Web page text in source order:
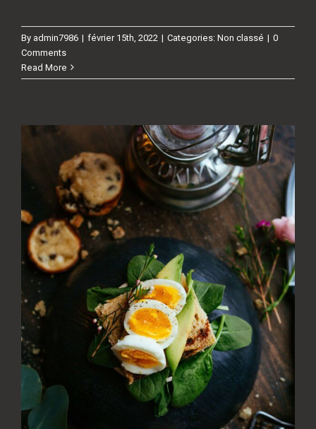
By admin7986 | février 15th, 2022 | Categories: Non classé | 0
Comments
Read More